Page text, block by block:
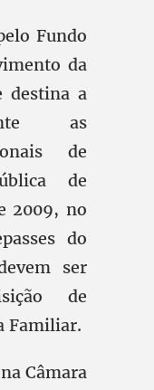
Fundo
da
destina a
as
de
de
2009, no
do
ser
de
Familiar.
Câmara